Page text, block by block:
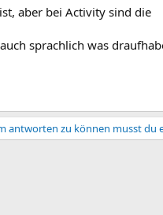
aber bei Activity sind die
sprachlich was
antworten zu können musst du